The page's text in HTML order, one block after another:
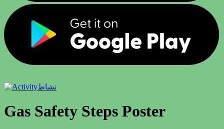
نشاط
Gas Safety Steps Poster